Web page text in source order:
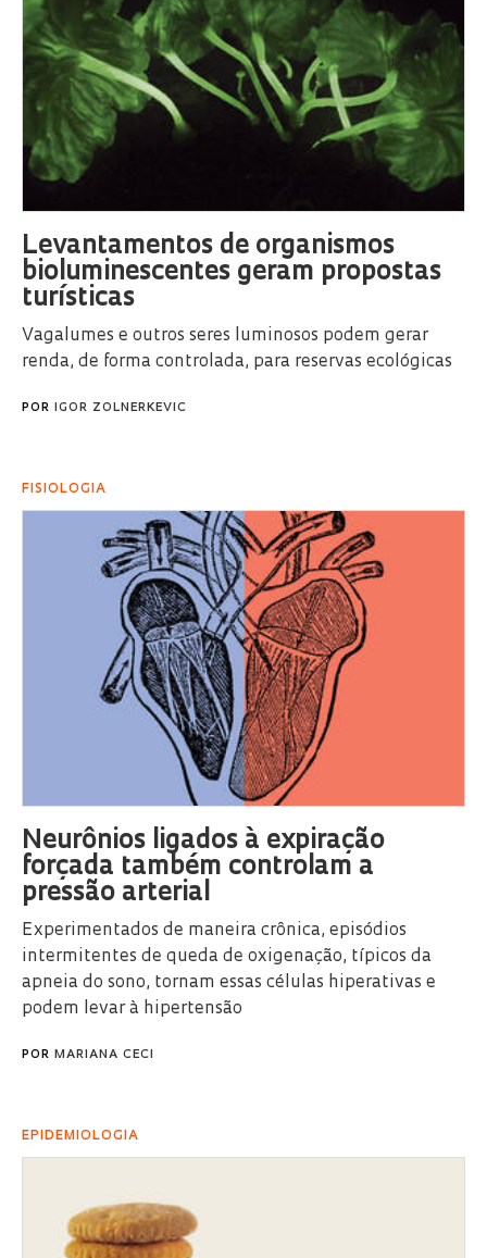
Levantamentos de organismos
bioluminescentes geram propostas
turísticas
Vagalumes e outros seres luminosos podem gerar
renda, de forma controlada, para reservas ecológicas
POR IGOR ZOLNERKEVIC
FISIOLOGIA
Neurônios ligados à expiração
forçada também controlam a
pressão arterial
Experimentados de maneira crônica, episódios
intermitentes de queda de oxigenação, típicos da
apneia do sono, tornam essas células hiperativas e
podem levar à hipertensão
POR MARIANA CECI
EPIDEMIOLOGIA